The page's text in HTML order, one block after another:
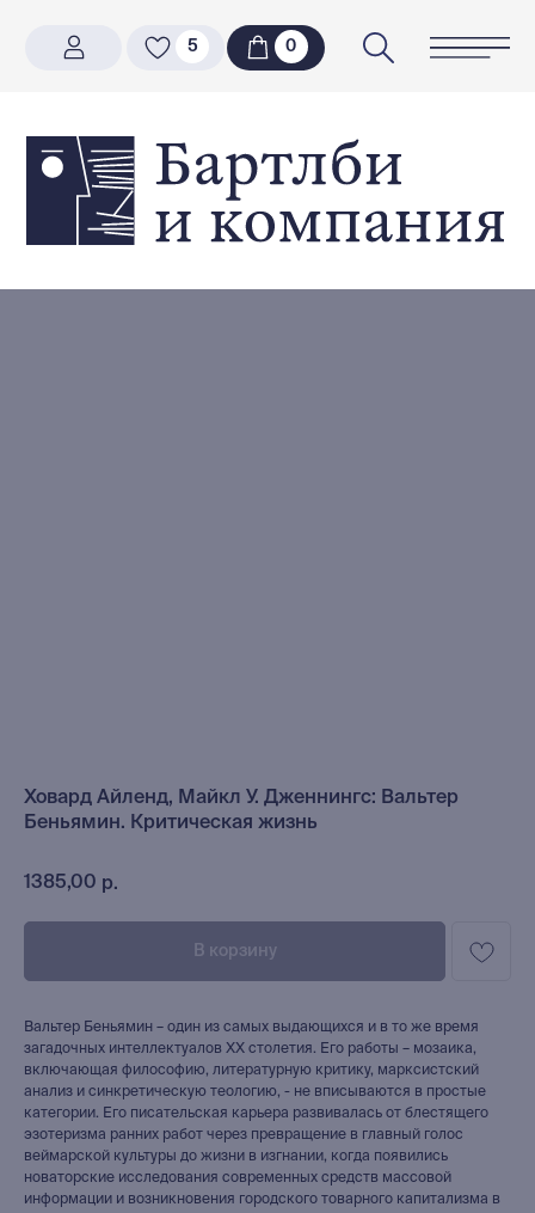
00
Ховард Айленд, Майкл У. Дженнингс: Вальтер
Беньямин. Критическая жизнь
1385,00 р.
В корзину
Вальтер Беньямин – один из самых выдающихся и в то же время
загадочных интеллектуалов ХХ столетия. Его работы – мозаика,
включающая философию, литературную критику, марксистский
анализ и синкретическую теологию, - не вписываются в простые
категории. Его писательская карьера развивалась от блестящего
эзотеризма ранних работ через превращение в главный голос
веймарской культуры до жизни в изгнании, когда появились
новаторские исследования современных средств массовой
информации и возникновения городского товарного капитализма в